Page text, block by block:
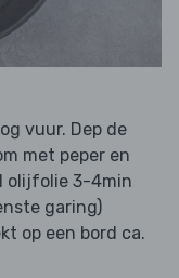
vuur. Dep de
met peper en
olijfolie 3-4min
garing)
op een bord ca.